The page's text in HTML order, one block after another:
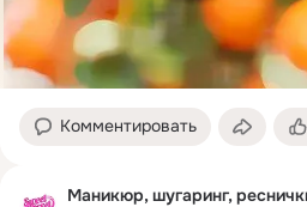
Комментировать
Маникюр, шугаринг,